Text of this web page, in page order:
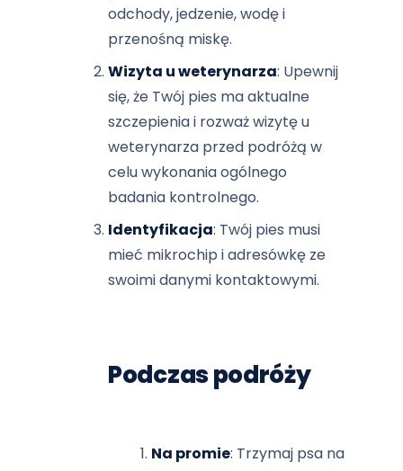
odchody, jedzenie, wodę i
przenośną miskę.
Wizyta u weterynarza: Upewnij
się, że Twój pies ma aktualne
szczepienia i rozważ wizytę u
weterynarza przed podróżą w
celu wykonania ogólnego
badania kontrolnego.
Identyfikacja: Twój pies musi
mieć mikrochip i adresówkę ze
swoimi danymi kontaktowymi.
Podczas podróży
Na promie: Trzymaj psa na